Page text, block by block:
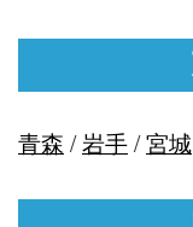
青森 /岩手/宮城